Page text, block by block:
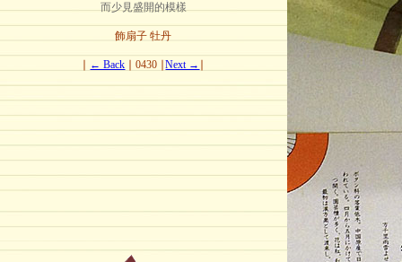
而少見盛開的模樣
飾扇子 牡丹
← Back ∣ 0430 ∣Next →